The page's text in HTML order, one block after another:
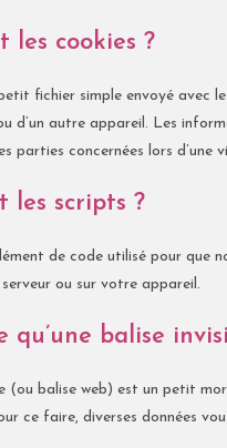
les cookies ?
fichier simple envoyé avec
d’un autre appareil. Les
parties concernées lors d’une
les scripts ?
de code utilisé pour que
ou sur votre appareil.
qu’une balise
(ou balise web) est un petit
ce faire, diverses données